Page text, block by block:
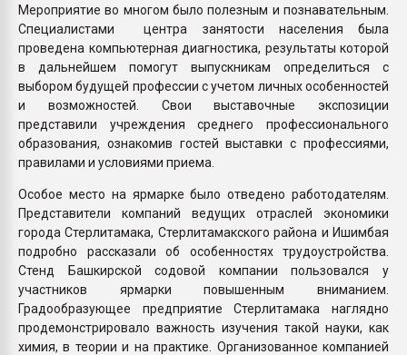
Мероприятие во многом было полезным и познавательным.
Специалистами центра занятости населения была
проведена компьютерная диагностика, результаты которой
в дальнейшем помогут выпускникам определиться с
выбором будущей профессии с учетом личных особенностей
и возможностей. Свои выставочные экспозиции
представили учреждения среднего профессионального
образования, ознакомив гостей выставки с профессиями,
правилами и условиями приема.
Особое место на ярмарке было отведено работодателям.
Представители компаний ведущих отраслей экономики
города Стерлитамака, Стерлитамакского района и Ишимбая
подробно рассказали об особенностях трудоустройства.
Стенд Башкирской содовой компании пользовался у
участников ярмарки повышенным вниманием.
Градообразующее предприятие Стерлитамака наглядно
продемонстрировало важность изучения такой науки, как
химия, в теории и на практике. Организованное компанией